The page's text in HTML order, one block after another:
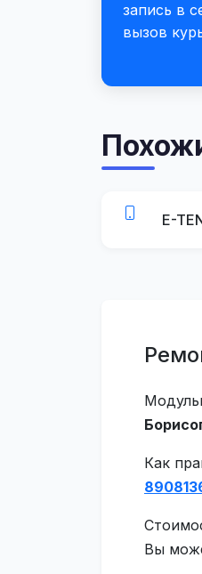
запись в
вызов
E-
Как
Вы